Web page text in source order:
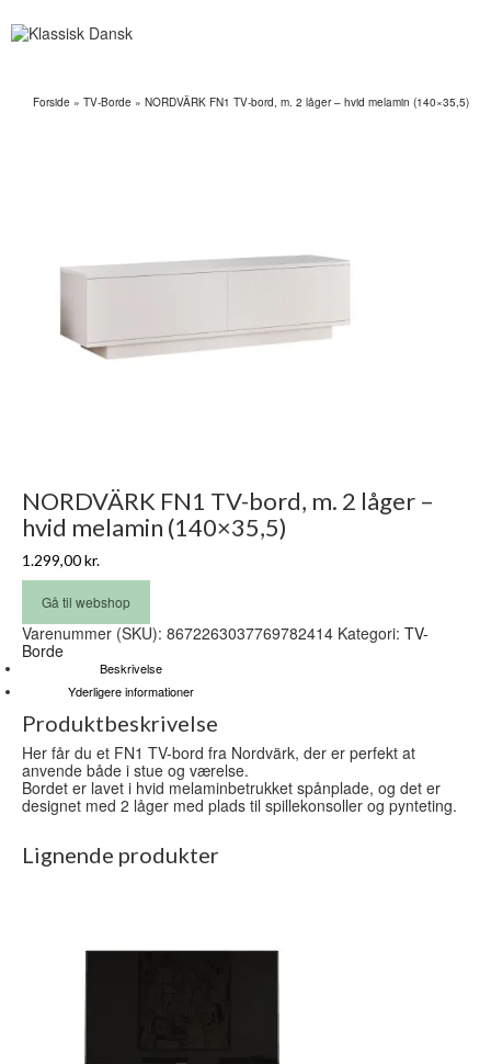
Forside » TV-Borde » NORDVÄRK FN1 TV-bord, m. 2 låger – hvid melamin (140×35,5)
NORDVÄRK FN1 TV-bord, m. 2 låger –
hvid melamin (140×35,5)
1.299,00kr.
Gå til webshop
Varenummer (SKU): 8672263037769782414 Kategori: TV-
Borde
Beskrivelse
Yderligere informationer
Produktbeskrivelse
Her får du et FN1 TV-bord fra Nordvärk, der er perfekt at
anvende både i stue og værelse.
Bordet er lavet i hvid melaminbetrukket spånplade, og det er
designet med 2 låger med plads til spillekonsoller og pynteting.
Lignende produkter